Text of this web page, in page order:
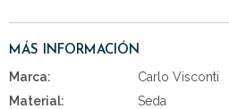
MÁS INFORMACIÓN
Marca:
Carlo Visconti
Material:
Seda